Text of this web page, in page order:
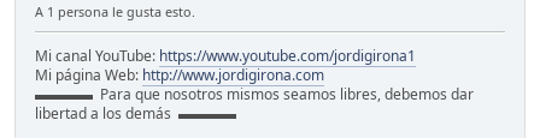
A 1 persona le gusta esto.
Mi canal YouTube: https://www.youtube.com/jordigirona1
Mi página Web: http://www.jordigirona.com
▬▬▬▬ Para que nosotros mismos seamos libres, debemos dar
libertad a los demás ▬▬▬▬